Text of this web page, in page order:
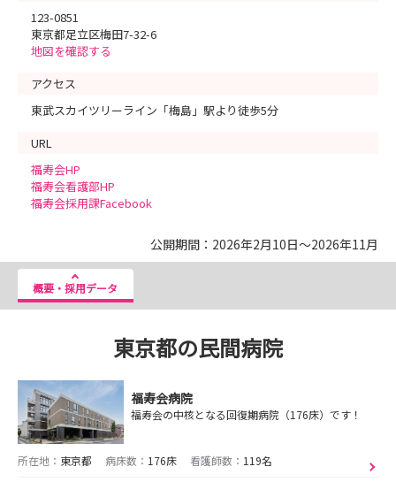
123-0851
東京都足立区梅田7-32-6
地図を確認する
アクセス
東武スカイツリーライン「梅島」駅より徒歩5分
URL
福寿会HP
福寿会看護部HP
福寿会採用課Facebook
公開期間：2026年2月10日～2026年11月
概要・採用データ
東京都の民間病院
福寿会病院
福寿会の中核となる回復期病院（176床）です！
所在地： 東京都 病床数： 176床 看護師数： 119名